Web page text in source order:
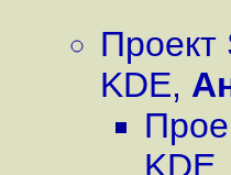
Проект
KDE,
KDE,